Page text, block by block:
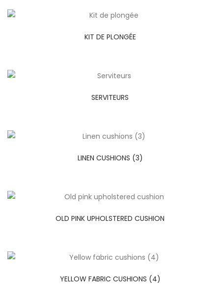
KIT DE PLONGÉE
SERVITEURS
LINEN CUSHIONS (3)
OLD PINK UPHOLSTERED CUSHION
YELLOW FABRIC CUSHIONS (4)